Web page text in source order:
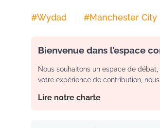
#Wydad #Manchester City
Bienvenue dans l’espace
Nous souhaitons un espace de
votre expérience de contribution,
Lire notre charte